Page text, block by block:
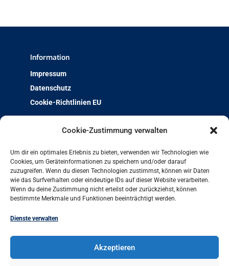
Cookie-Zustimmung verwalten
Um dir ein optimales Erlebnis zu bieten, verwenden wir Technologien wie
Cookies, um Geräteinformationen zu speichern und/oder darauf
zuzugreifen. Wenn du diesen Technologien zustimmst, können wir Daten
wie das Surfverhalten oder eindeutige IDs auf dieser Website verarbeiten.
Wenn du deine Zustimmung nicht erteilst oder zurückziehst, können
bestimmte Merkmale und Funktionen beeinträchtigt werden.
Dienste verwalten
Akzeptieren
Information
Impressum
Datenschutz
Cookie-Richtlinien EU
Jobs und Ausbildung
Weiterbildung mit Qualität
Charta der Vielfalt
Projekt-Archiv
Arbeit und Leben bundesweit